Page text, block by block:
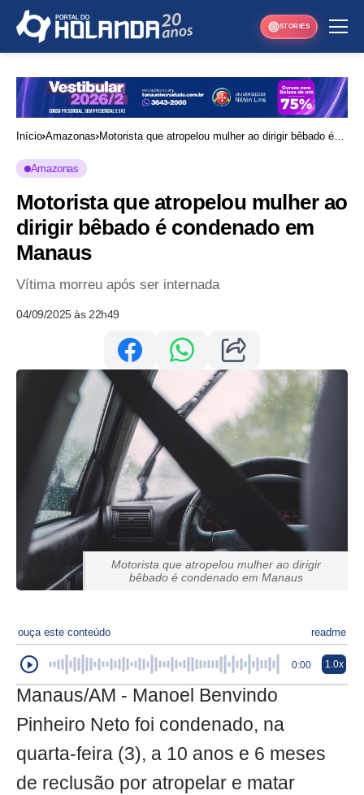
STORIES
Início Amazonas Motorista que atropelou mulher ao dirigir bêbado é
Amazonas
Motorista que atropelou mulher ao
dirigir bêbado é condenado em
Manaus
Vítima morreu após ser internada
04/09/2025 às 22h49
Motorista que atropelou mulher ao dirigir
bêbado é condenado em Manaus
ouça este conteúdo readme
0:00 1.0x
Manaus/AM - Manoel Benvindo
Pinheiro Neto foi condenado, na
quarta-feira (3), a 10 anos e 6 meses
de reclusão por atropelar e matar